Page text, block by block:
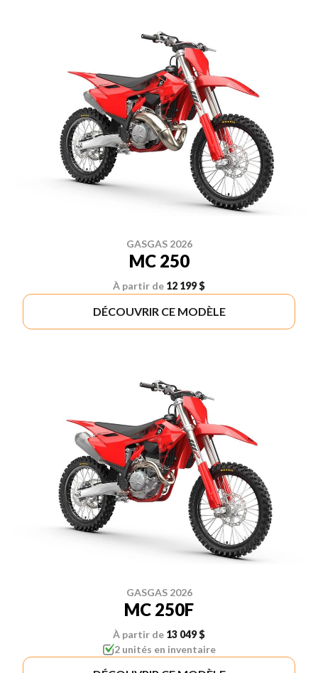
GASGAS 2026
MC 250
À partir de 12 199 $
DÉCOUVRIR CE MODÈLE
GASGAS 2026
MC 250F
À partir de 13 049 $
2 unités en inventaire